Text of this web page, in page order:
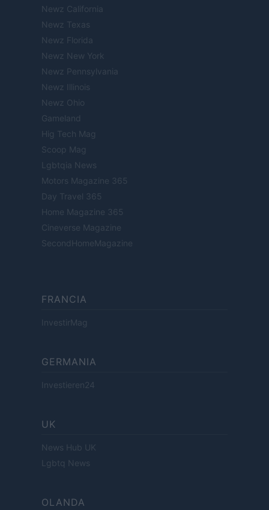
Newz California
Newz Texas
Newz Florida
Newz New York
Newz Pennsylvania
Newz Illinois
Newz Ohio
Gameland
Hig Tech Mag
Scoop Mag
Lgbtqia News
Motors Magazine 365
Day Travel 365
Home Magazine 365
Cineverse Magazine
SecondHomeMagazine
FRANCIA
InvestirMag
GERMANIA
Investieren24
UK
News Hub UK
Lgbtq News
OLANDA